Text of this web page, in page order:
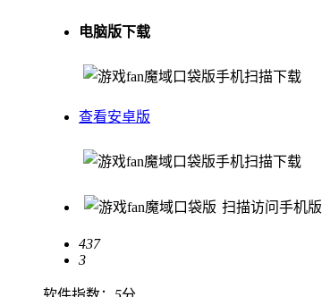
电脑版下载
手机扫描下载
查看安卓版
手机扫描下载
扫描访问手机版
437
3